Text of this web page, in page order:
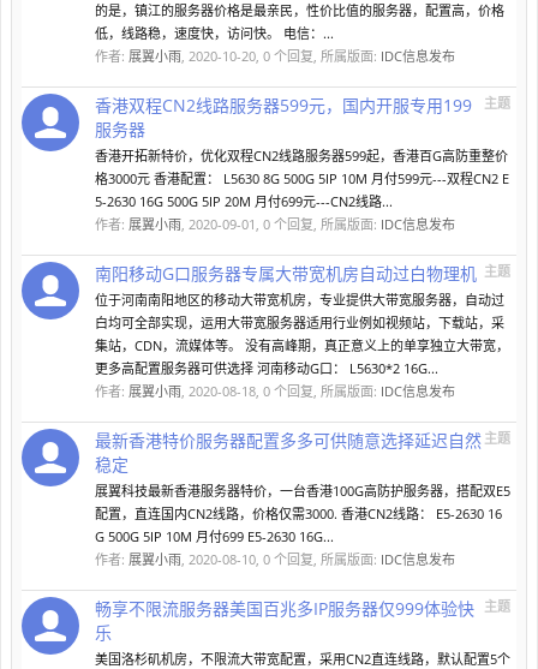
的是，镇江的服务器价格是最亲民，性价比值的服务器，配置高，价格
低，线路稳，速度快，访问快。 电信：...
作者: 展翼小雨, 2020-10-20, 0 个回复, 所属版面: IDC信息发布
主题
香港双程CN2线路服务器599元，国内开服专用199
服务器
香港开拓新特价，优化双程CN2线路服务器599起，香港百G高防重整价
格3000元 香港配置： L5630 8G 500G 5IP 10M 月付599元---双程CN2 E
5-2630 16G 500G 5IP 20M 月付699元---CN2线路...
作者: 展翼小雨, 2020-09-01 , 0 个回复, 所属版面: IDC信息发布
主题
南阳移动G口服务器专属大带宽机房自动过白物理机
位于河南南阳地区的移动大带宽机房，专业提供大带宽服务器，自动过
白均可全部实现，运用大带宽服务器适用行业例如视频站，下载站，采
集站，CDN，流媒体等。 没有高峰期，真正意义上的单享独立大带宽，
更多高配置服务器可供选择 河南移动G口： L5630*2 16G...
作者: 展翼小雨, 2020-08-18, 0 个回复, 所属版面: IDC信息发布
主题
最新香港特价服务器配置多多可供随意选择延迟自然
稳定
展翼科技最新香港服务器特价，一台香港100G高防护服务器，搭配双E5
配置，直连国内CN2线路，价格仅需3000. 香港CN2线路： E5-2630 16
G 500G 5IP 10M 月付699 E5-2630 16G...
作者: 展翼小雨, 2020-08-10, 0 个回复, 所属版面: IDC信息发布
主题
畅享不限流服务器美国百兆多IP服务器仅999体验快
乐
美国洛杉矶机房，不限流大带宽配置，采用CN2直连线路，默认配置5个